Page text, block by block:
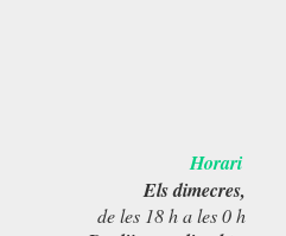
Horari
Els dimecres,
de les 18 h a les 0 h